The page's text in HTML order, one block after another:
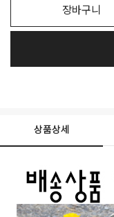
장바구니
상품상세